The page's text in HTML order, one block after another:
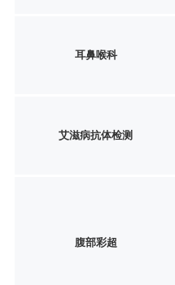
耳鼻喉科
艾滋病抗体检测
腹部彩超